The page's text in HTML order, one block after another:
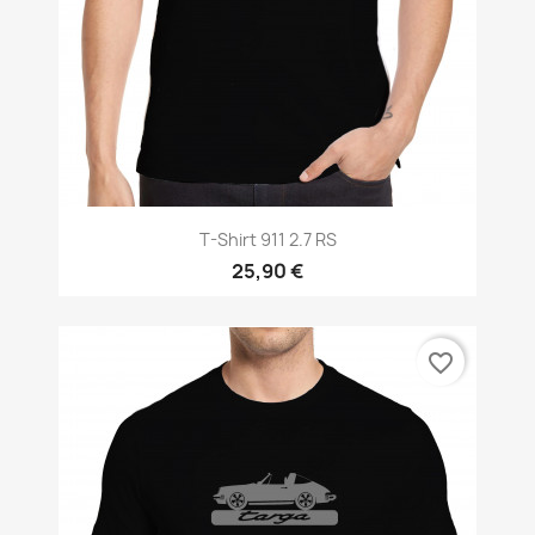
T-Shirt 911 2.7 RS
25,90 €
favorite_border